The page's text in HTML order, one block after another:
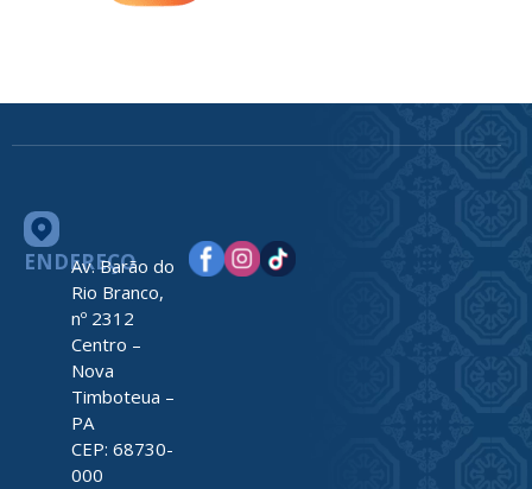
ENDEREÇO
Av. Barão do
Rio Branco,
nº 2312
Centro –
Nova
Timboteua –
PA
CEP: 68730-
000